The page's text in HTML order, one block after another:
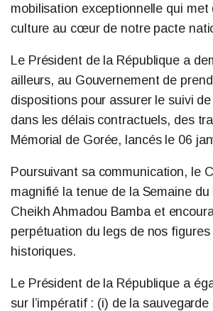
mobilisation exceptionnelle qui met
culture au cœur de notre pacte
Le Président de la République a
ailleurs, au Gouvernement de
dispositions pour assurer le suivi de
dans les délais contractuels, des
Mémorial de Gorée, lancés le 06
Poursuivant sa communication, le
magnifié la tenue de la Semaine
Cheikh Ahmadou Bamba et
perpétuation du legs de nos
historiques.
Le Président de la République a
sur l’impératif : (i) de la